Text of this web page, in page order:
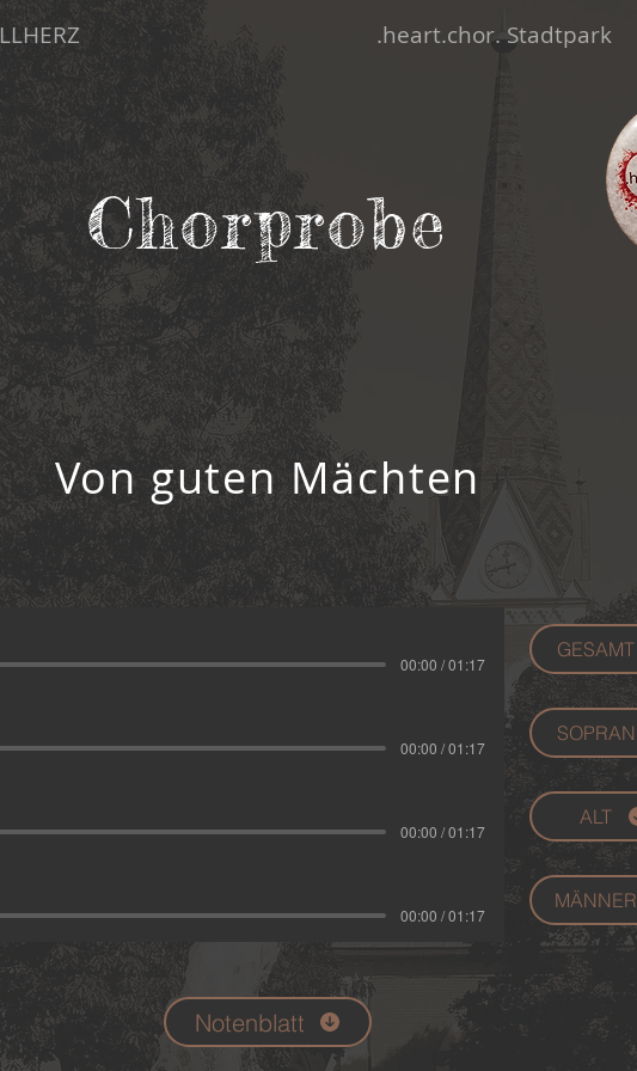
.heart.chor. Stadtpark
Chorprobe
Von guten Mächten
00:00 / 01:17
GESAMT
00:00 / 01:17
SOPRAN
00:00 / 01:17
ALT
00:00 / 01:17
MÄNNER
Notenblatt